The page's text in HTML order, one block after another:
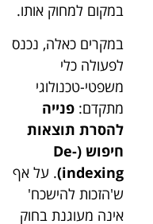
במקום למחוק אותו.
במקרים כאלה, נכנס
לפעולה כלי
משפטי-טכנולוגי
מתקדם:פנייה
להסרת תוצאות
חיפוש (De-
indexing) . על אף
ש'הזכות להישכח'
אינה מעוגנת בחוק